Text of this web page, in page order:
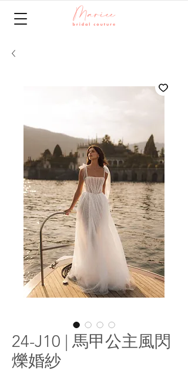
24-J10 | 馬甲公主風閃
爍婚紗